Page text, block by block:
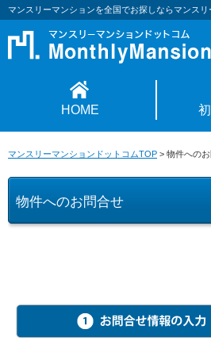
マンスリーマンションを全国でお探しならマンス
HOME
マンスリーマンションドットコムTOP > 物件への
物件へのお問合せ